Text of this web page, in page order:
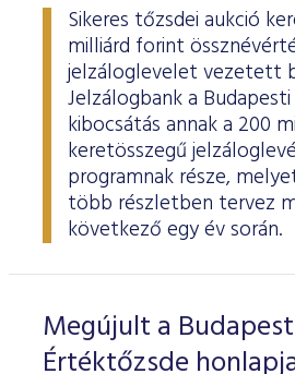
Sikeres tőzsdei aukció
milliárd forint
jelzáloglevelet vezetett
Jelzálogbank a
kibocsátás annak a 200
keretösszegű
programnak része,
több részletben tervez
következő egy év során.
Megújult a
Értéktőzsde